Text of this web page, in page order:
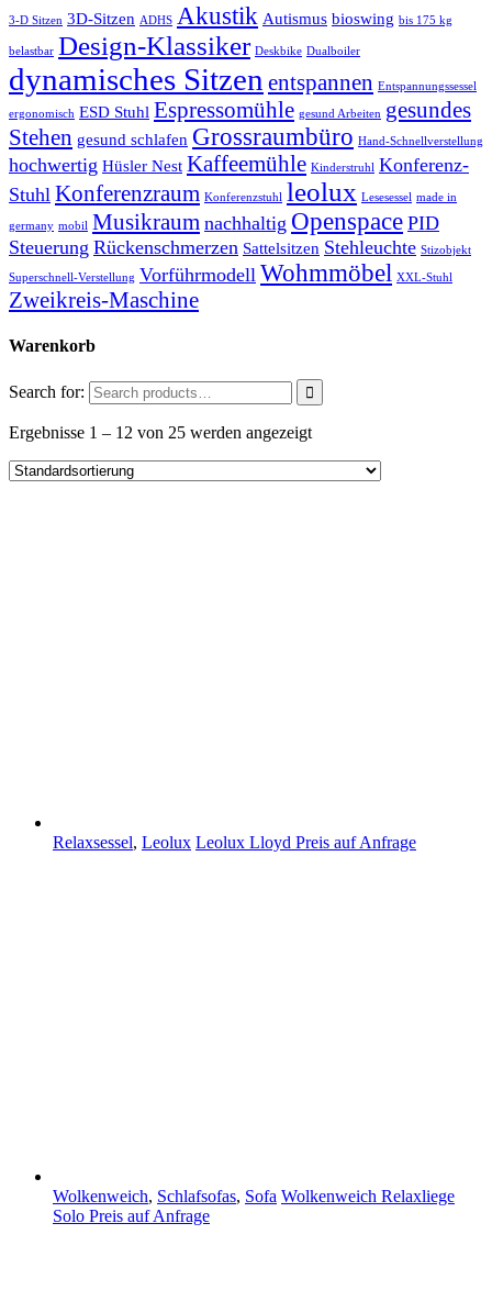
3-D Sitzen 3D-Sitzen ADHS Akustik Autismus bioswing bis 175 kg
belastbar Design-Klassiker Deskbike Dualboiler
dynamisches Sitzen entspannen Entspannungssessel
ergonomisch ESD Stuhl Espressomühle gesund Arbeiten gesundes
Stehen gesund schlafen Grossraumbüro Hand-Schnellverstellung
hochwertig Hüsler Nest Kaffeemühle Kinderstruhl Konferenz-
Stuhl Konferenzraum Konferenzstuhl leolux Lesesessel made in
germany mobil Musikraum nachhaltig Openspace PID
Steuerung Rückenschmerzen Sattelsitzen Stehleuchte Stizobjekt
Superschnell-Verstellung Vorführmodell Wohmmöbel XXL-Stuhl
Zweikreis-Maschine
Warenkorb
Search for:
Ergebnisse 1 – 12 von 25 werden angezeigt
Relaxsessel, Leolux Leolux Lloyd Preis auf Anfrage
Wolkenweich, Schlafsofas, Sofa Wolkenweich Relaxliege
Solo Preis auf Anfrage